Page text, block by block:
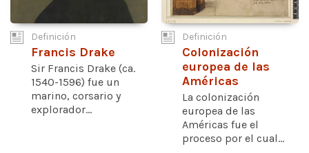
Definición
Francis Drake
Sir Francis Drake (ca.
1540-1596) fue un
marino, corsario y
explorador...
Definición
Colonización
europea de las
Américas
La colonización
europea de las
Américas fue el
proceso por el cual...